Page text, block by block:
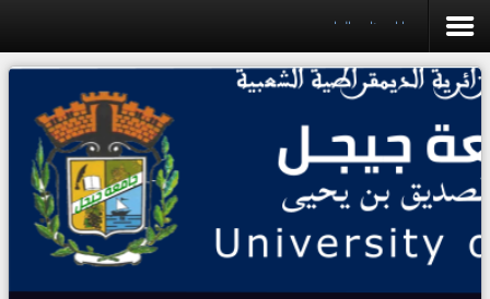
الرئيسية
الجامعة
الكليات
البيداغوجيا
البحث العلمي
نيابات رئاسة الجامعة